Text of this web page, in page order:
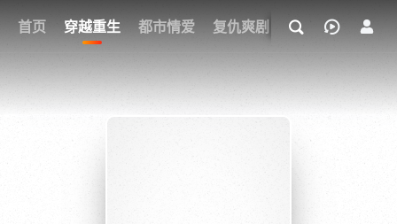
首页 穿越重生 都市情爱 复仇爽剧 玄幻武侠 奇幻
我的观影记录